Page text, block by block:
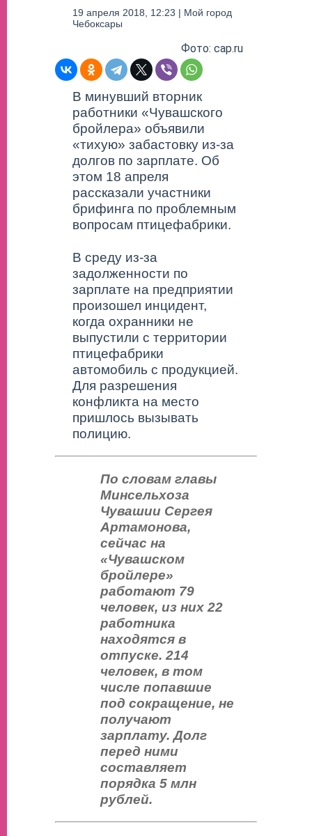
19 апреля 2018, 12:23 | Мой город
Чебоксары
Фото: cap.ru
В минувший вторник
работники «Чувашского
бройлера» объявили
«тихую» забастовку из-за
долгов по зарплате. Об
этом 18 апреля
рассказали участники
брифинга по проблемным
вопросам птицефабрики.
В среду из-за
задолженности по
зарплате на предприятии
произошел инцидент,
когда охранники не
выпустили с территории
птицефабрики
автомобиль с продукцией.
Для разрешения
конфликта на место
пришлось вызывать
полицию.
По словам главы
Минсельхоза
Чувашии Сергея
Артамонова,
сейчас на
«Чувашском
бройлере»
работают 79
человек, из них 22
работника
находятся в
отпуске. 214
человек, в том
числе попавшие
под сокращение, не
получают
зарплату. Долг
перед ними
составляет
порядка 5 млн
рублей.